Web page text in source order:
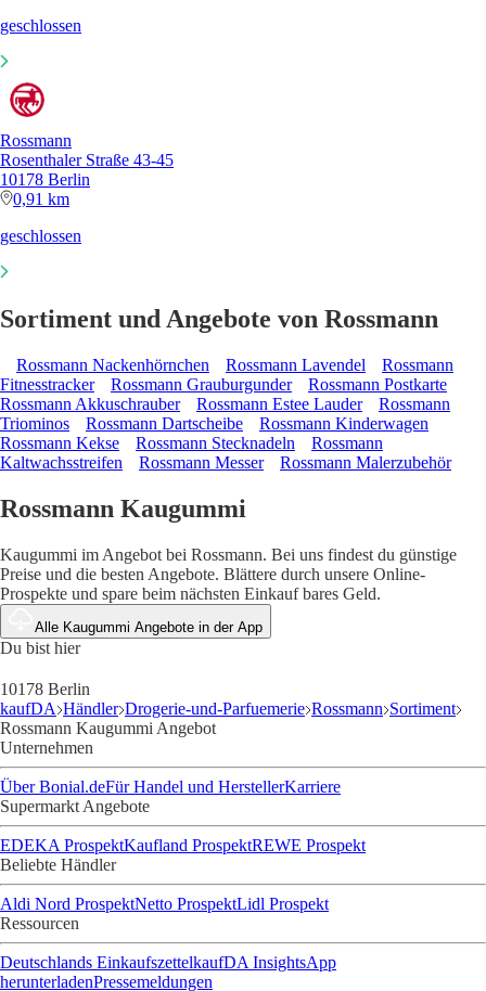
geschlossen
Rossmann
Rosenthaler Straße 43-45
10178 Berlin
0,91 km
geschlossen
Sortiment und Angebote von Rossmann
Rossmann Nackenhörnchen Rossmann Lavendel
Rossmann
Fitnesstracker
Rossmann Grauburgunder
Rossmann Postkarte
Rossmann Akkuschrauber
Rossmann Estee Lauder
Rossmann
Triominos
Rossmann Dartscheibe
Rossmann Kinderwagen
Rossmann Kekse
Rossmann Stecknadeln
Rossmann
Kaltwachsstreifen
Rossmann Messer Rossmann Malerzubehör
Rossmann Kaugummi
Kaugummi im Angebot bei Rossmann. Bei uns findest du günstige
Preise und die besten Angebote. Blättere durch unsere Online-
Prospekte und spare beim nächsten Einkauf bares Geld.
Alle Kaugummi Angebote in der App
Du bist hier
10178 Berlin
kaufDA Händler Drogerie-und-Parfuemerie Rossmann Sortiment
Rossmann Kaugummi Angebot
Unternehmen
Über Bonial.deFür Handel und HerstellerKarriere
Supermarkt Angebote
EDEKA ProspektKaufland ProspektREWE Prospekt
Beliebte Händler
Aldi Nord ProspektNetto ProspektLidl Prospekt
Ressourcen
Deutschlands EinkaufszettelkaufDA InsightsApp
herunterladenPressemeldungen